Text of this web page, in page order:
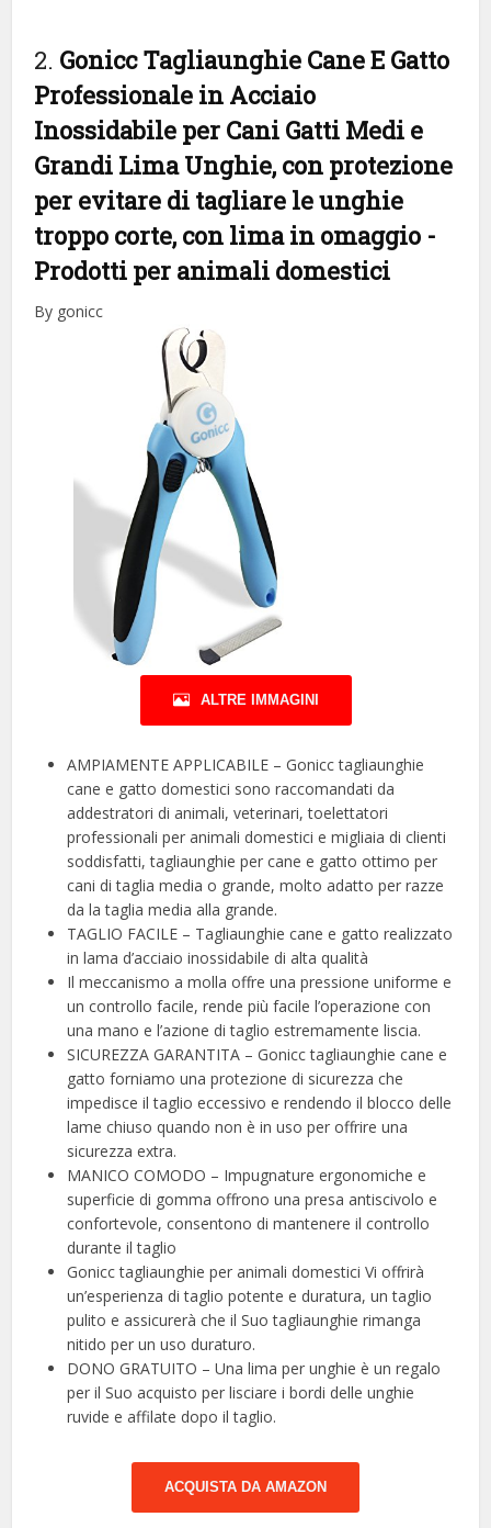
2. Gonicc Tagliaunghie Cane E Gatto
Professionale in Acciaio
Inossidabile per Cani Gatti Medi e
Grandi Lima Unghie, con protezione
per evitare di tagliare le unghie
troppo corte, con lima in omaggio -
Prodotti per animali domestici
By gonicc
ALTRE IMMAGINI
AMPIAMENTE APPLICABILE – Gonicc tagliaunghie
cane e gatto domestici sono raccomandati da
addestratori di animali, veterinari, toelettatori
professionali per animali domestici e migliaia di clienti
soddisfatti, tagliaunghie per cane e gatto ottimo per
cani di taglia media o grande, molto adatto per razze
da la taglia media alla grande.
TAGLIO FACILE – Tagliaunghie cane e gatto realizzato
in lama d’acciaio inossidabile di alta qualità
Il meccanismo a molla offre una pressione uniforme e
un controllo facile, rende più facile l’operazione con
una mano e l’azione di taglio estremamente liscia.
SICUREZZA GARANTITA – Gonicc tagliaunghie cane e
gatto forniamo una protezione di sicurezza che
impedisce il taglio eccessivo e rendendo il blocco delle
lame chiuso quando non è in uso per offrire una
sicurezza extra.
MANICO COMODO – Impugnature ergonomiche e
superficie di gomma offrono una presa antiscivolo e
confortevole, consentono di mantenere il controllo
durante il taglio
Gonicc tagliaunghie per animali domestici Vi offrirà
un’esperienza di taglio potente e duratura, un taglio
pulito e assicurerà che il Suo tagliaunghie rimanga
nitido per un uso duraturo.
DONO GRATUITO – Una lima per unghie è un regalo
per il Suo acquisto per lisciare i bordi delle unghie
ruvide e affilate dopo il taglio.
ACQUISTA DA AMAZON